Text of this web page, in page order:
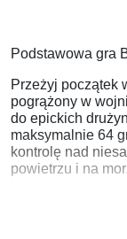
Podstawowa gra
Przeżyj początek
pogrążony w
do epickich
maksymalnie 64
kontrolę nad
powietrzu i na
Przepustka